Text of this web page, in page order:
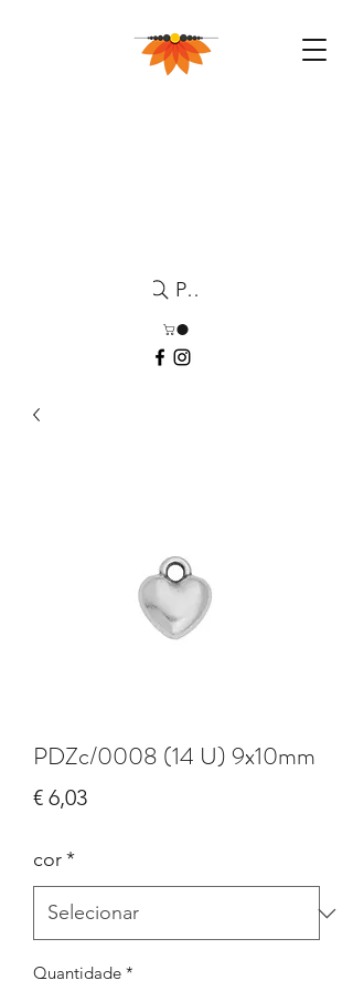
Pesquisa
PDZc/0008 (14 U) 9x10mm
€ 6,03Preço
cor*
Quantidade *